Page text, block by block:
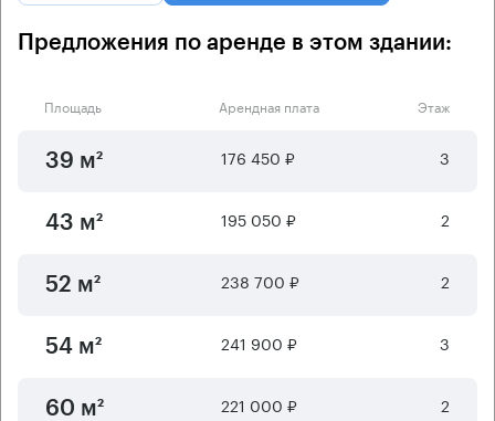
Предложения по аренде в этом здании:
Площадь Арендная плата Этаж
39 м² 176 450 ₽ 3
43 м² 195 050 ₽ 2
52 м² 238 700 ₽ 2
54 м² 241 900 ₽ 3
60 м² 221 000 ₽ 2